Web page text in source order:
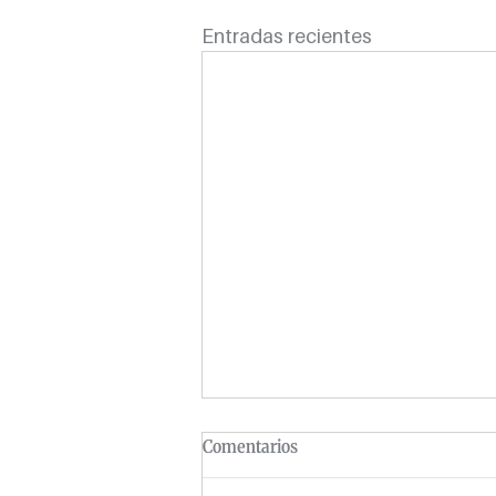
Entradas recientes
Comentarios